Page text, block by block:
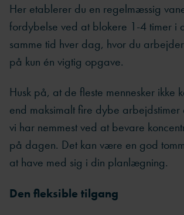
Her etablerer du en regelmæssig
fordybelse ved at blokere 1-4 timer i
samme tid hver dag, hvor du
på kun én vigtig opgave.
Husk på, at de fleste mennesker ikke
end maksimalt fire dybe
vi har nemmest ved at bevare
på dagen. Det kan være en god
at have med sig i din planlægning.
Den fleksible tilgang